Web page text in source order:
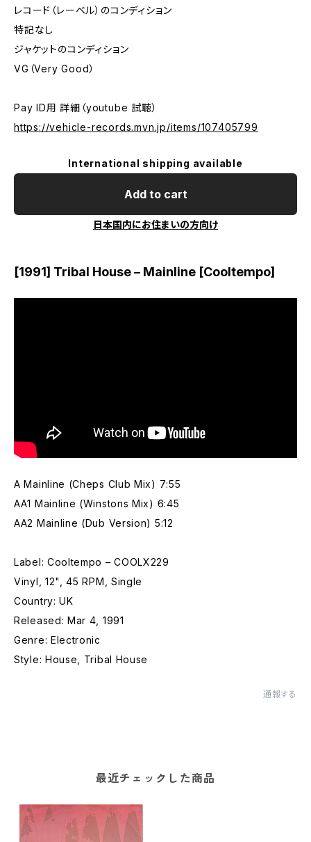
レコード（レーベル）のコンディション
特記なし
ジャケットのコンディション
VG（Very Good）
Pay ID用 詳細（youtube 試聴）
https://vehicle-records.mvn.jp/items/107405799
International shipping available
Add to cart
日本国内にお住まいの方向け
[1991] Tribal House – Mainline [Cooltempo]
A Mainline (Cheps Club Mix) 7:55
AA1 Mainline (Winstons Mix) 6:45
AA2 Mainline (Dub Version) 5:12
Label: Cooltempo – COOLX229
Vinyl, 12", 45 RPM, Single
Country: UK
Released: Mar 4, 1991
Genre: Electronic
Style: House, Tribal House
通報する
最近チェックした商品